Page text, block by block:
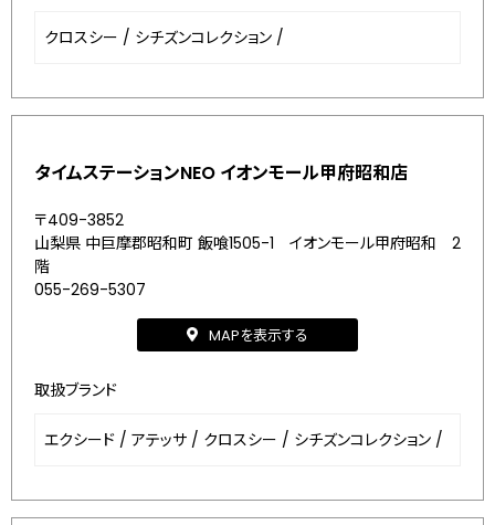
クロスシー / シチズンコレクション /
タイムステーションNEO イオンモール甲府昭和店
〒409-3852
山梨県 中巨摩郡昭和町 飯喰1505-1 イオンモール甲府昭和 2
階
055-269-5307
MAPを表示する
取扱ブランド
エクシード / アテッサ / クロスシー / シチズンコレクション /